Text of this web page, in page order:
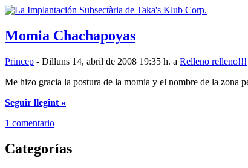
Momia Chachapoyas
Princep - Dilluns 14, abril de 2008 19:35 h. a Relleno relleno!!!
Me hizo gracia la postura de la momia y el nombre de la zona
Seguir llegint »
1 comentario
Categorías